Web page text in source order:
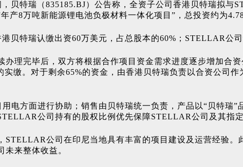
贝特瑞（835185.BJ）公告称，全资子公司香港贝特瑞拟
产8万吨新能源锂电池负极材料一体化项目”，总投资约为4.78
贝特瑞认缴出资60万美元，占总股本的60%；STELLAR公
理完毕后，双方将根据合作项目资金需求进度逐步增加合
缴。对于剩余65%的资金，由香港贝特瑞负责以合资公司
电方面进行协助；销售由贝特瑞统一负责，产品以“贝特瑞
公司持有的股权比例优先保障STELLAR公司及其指定
公司在印尼当地具有丰富的项目建设及运营经验
来整体收益。